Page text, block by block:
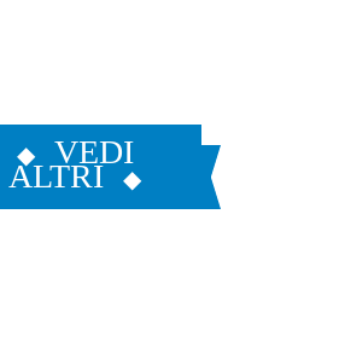
VEDI
ALTRI